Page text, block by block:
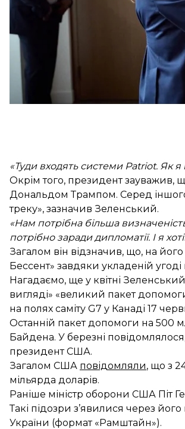
«Туди входять системи Patriot. Як я
Окрім того, президент зауважив,
Дональдом Трампом. Серед
треку», зазначив Зеленський.
«Нам потрібна більша
потрібно заради дипломатії. І я
Загалом він відзначив, що, на
Бессент» завдяки укладеній
Нагадаємо, ще у квітні
вигляді» «великий пакет
на полях саміту G7 у Канаді 17
Останній пакет допомоги на 500
Байдена. У березні
президент США.
Загалом США повідомляли, що з
мільярда доларів.
Раніше міністр оборони США Піт
Такі підозри з’явилися через
України (формат «Рамштайн»).